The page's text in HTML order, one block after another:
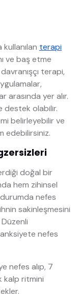
terapi
ve baş etme
terapi,
arasında yer alır.
destek olabilir.
belirleyebilir ve
edebilirsiniz.
doğal bir
hem zihinsel
nefes
sakinleşmesini
nefes
nefes alıp, 7
kalp ritmini